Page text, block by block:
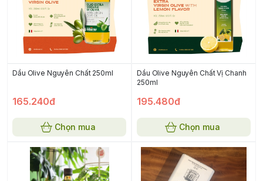
Dầu Olive Nguyên Chất 250ml
165.240đ
Chọn mua
Dầu Olive Nguyên Chất Vị Chanh
250ml
195.480đ
Chọn mua